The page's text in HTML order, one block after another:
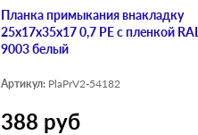
Планка примыкания внакладку
25х17х35х17 0,7 PE с пленкой RAL
9003 белый
Артикул: PlaPrV2-54182
388 руб